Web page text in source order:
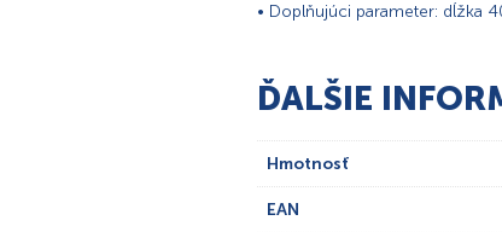
• Doplňujúci parameter: dĺžka
ĎALŠIE
Hmotnosť
EAN